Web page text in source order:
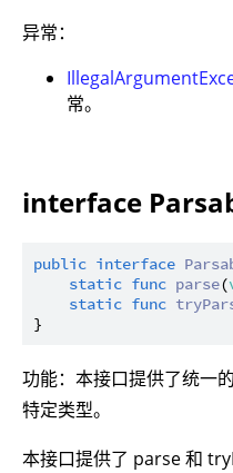
异常：
常。
interface
public interface
static func parse(
static func
功能：本接口提供了统一
特定类型。
本接口提供了 parse 和